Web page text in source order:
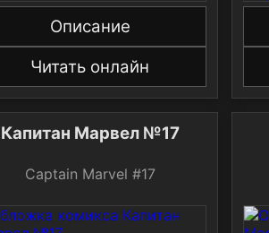
Описание
Читать онлайн
Капитан Марвел №17
Captain Marvel #17